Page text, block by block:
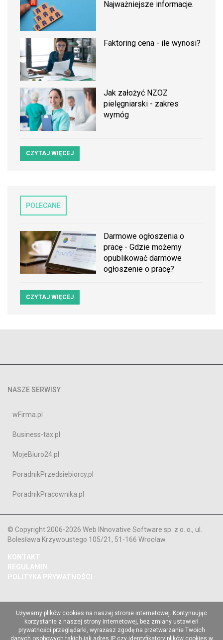
Najważniejsze informacje.
Faktoring cena - ile wynosi?
Jak założyć NZOZ
pielęgniarski - zakres
wymóg
CZYTAJ WIĘCEJ
POLECANE
Darmowe ogłoszenia o
pracę - Gdzie możemy
opublikować darmowe
ogłoszenie o pracę?
CZYTAJ WIĘCEJ
NASZE SERWISY
wFirma.pl
Business-tax.pl
MojeBiuro24.pl
PoradnikPrzedsiebiorcy.pl
PoradnikPracownika.pl
© Copyright 2006-2026 Web INnovative Software sp. z o. o., ul.
Bolesława Krzywoustego 105/21, 51-166 Wrocław
KONTAKT
REGULAMIN
POLITYKA PRYWATNOŚCI
Używamy plików cookies na naszej stronie internetowej. Kontynuując
korzystanie z naszej strony internetowej, bez zmiany ustawień
prywatności przeglądarki, wyrażasz zgodę na przetwarzanie Twoich
danych osobowych takich jak adres IP czy identyfikatory plików cookies w